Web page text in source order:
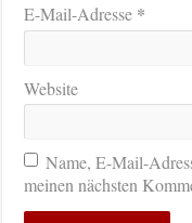
E-Mail-Adresse *
Website
Name, E-Mail-
meinen nächsten